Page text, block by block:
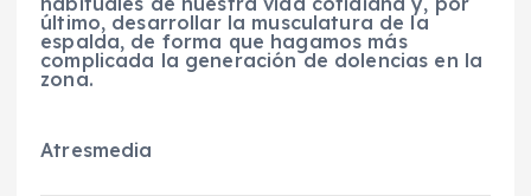
último, desarrollar la musculatura de la
espalda, de forma que hagamos más
complicada la generación de dolencias en la
zona.
Atresmedia